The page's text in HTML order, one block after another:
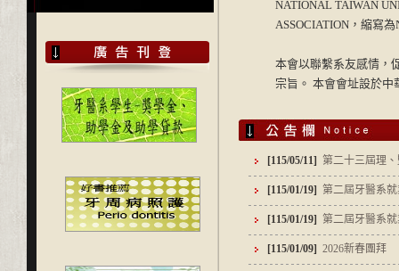
NATIONAL TAIWAN
ASSOCIATION，縮寫
本會以聯繫系友感情，
宗旨。 本會會址設於中
[115/05/11] 第二十三屆理
[115/01/19] 第二屆牙醫系
[115/01/19] 第二屆牙醫系
[115/01/09] 2026新春團拜